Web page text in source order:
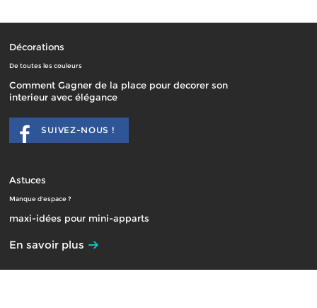
Décorations
De toutes les couleurs
Comment Gagner de la place pour decorer son
interieur avec élégance
SUIVEZ-NOUS !
Astuces
Manque d'espace ?
maxi-idées pour mini-apparts
En savoir plus